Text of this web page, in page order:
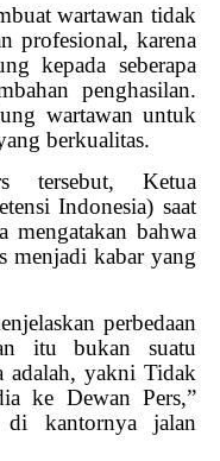
wartawan tidak
profesional, karena
kepada seberapa
penghasilan.
wartawan untuk
berkualitas.
tersebut, Ketua
Indonesia) saat
mengatakan bahwa
menjadi kabar yang
perbedaan
itu bukan suatu
adalah, yakni Tidak
ke Dewan Pers,”
kantornya jalan